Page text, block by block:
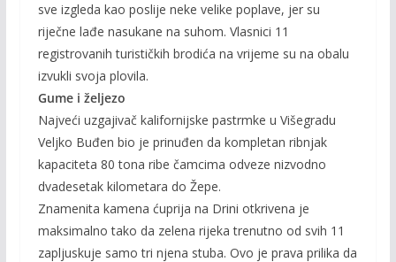
sve izgleda kao poslije neke velike poplave, jer su
riječne lađe nasukane na suhom. Vlasnici 11
registrovanih turističkih brodića na vrijeme su na obalu
izvukli svoja plovila.
Gume i željezo
Najveći uzgajivač kalifornijske pastrmke u Višegradu
Veljko Buđen bio je prinuđen da kompletan ribnjak
kapaciteta 80 tona ribe čamcima odveze nizvodno
dvadesetak kilometara do Žepe.
Znamenita kamena ćuprija na Drini otkrivena je
maksimalno tako da zelena rijeka trenutno od svih 11
zapljuskuje samo tri njena stuba. Ovo je prava prilika da